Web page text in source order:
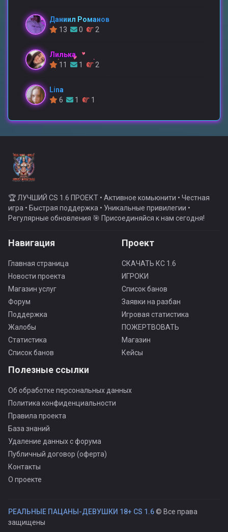
Даниил Романов
13
0 2
Лилька
11
1 2
Lina
6
1 1
🏆 ЛУЧШИЙ CS 1.6 ПРОЕКТ • Активное комьюнити • Честная
игра • Быстрая поддержка • Уникальные привилегии •
Регулярные обновления 🎯 Присоединяйся к нам сегодня!
Навигация
Главная страница
Новости проекта
Магазин услуг
Форум
Поддержка
Жалобы
Статистика
Список банов
Проект
СКАЧАТЬ КС 1.6
ИГРОКИ
Список банов
Заявки на разбан
Игровая статистика
ПОЖЕРТВОВАТЬ
Магазин
Кейсы
Полезные ссылки
Об обработке персональных данных
Политика конфиденциальности
Правила проекта
База знаний
Удаление данных с форума
Публичный договор (оферта)
Контакты
О проекте
РЕАЛЬНЫЕ ПАЦАНЫ-ДЕВУШКИ 18+ CS 1.6© Все права
защищены